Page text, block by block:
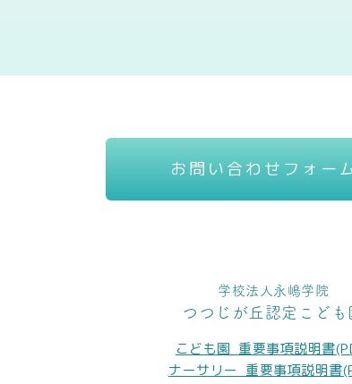
お問い合わせフォー
学校法人永嶋学院
つつじが丘認定こども
こども園_重要事項説明書
ナーサリー_重要事項説明書